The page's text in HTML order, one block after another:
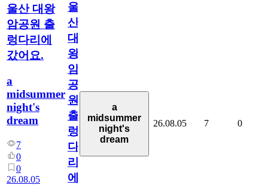
울산 대왕
암공원 출
렁다리에
갔어요.
a
midsummer
night's
dream
7
0
0
26.08.05
울
산
대
왕
암
공
원
출
렁
다
리
에
a
midsummer
night's
dream
26.08.05 7 0